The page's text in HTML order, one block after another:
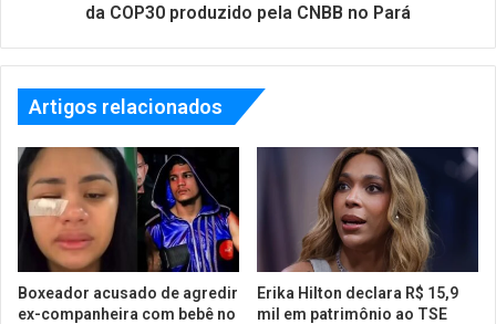
da COP30 produzido pela CNBB no Pará
Artigos relacionados
Boxeador acusado de agredir
ex-companheira com bebê no
Erika Hilton declara R$ 15,9
mil em patrimônio ao TSE